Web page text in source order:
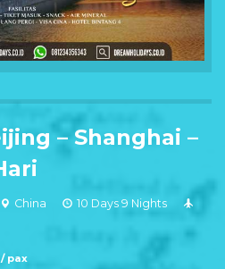
– Shanghai –
China
10 Days 9 Nights
/ pax